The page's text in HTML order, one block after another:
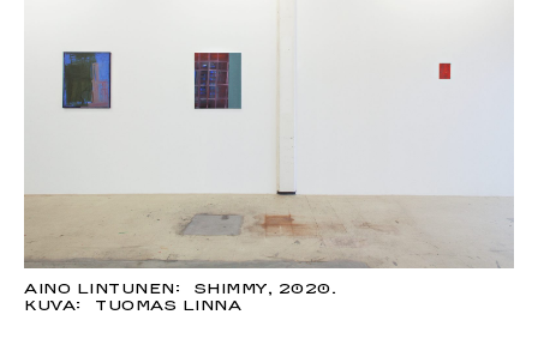
AINO LINTUNEN: SHIMMY, 2020.
KUVA: TUOMAS LINNA